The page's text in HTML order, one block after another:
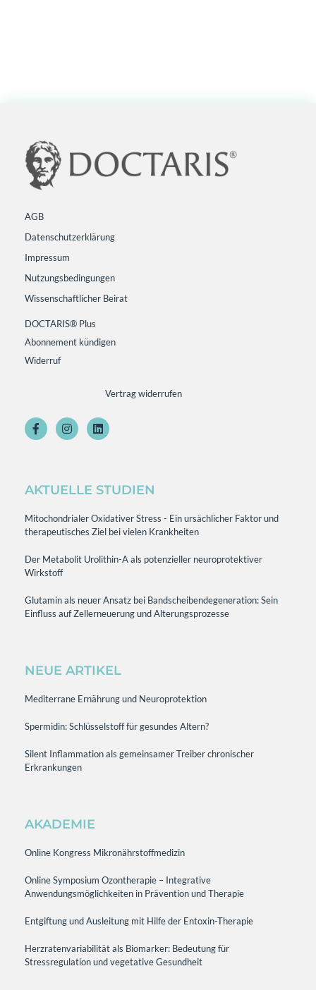
AGB
Datenschutzerklärung
Impressum
Nutzungsbedingungen
Wissenschaftlicher Beirat
DOCTARIS® Plus
Abonnement kündigen
Widerruf
Vertrag widerrufen
AKTUELLE STUDIEN
Mitochondrialer Oxidativer Stress - Ein ursächlicher Faktor und
therapeutisches Ziel bei vielen Krankheiten
Der Metabolit Urolithin-A als potenzieller neuroprotektiver
Wirkstoff
Glutamin als neuer Ansatz bei Bandscheibendegeneration: Sein
Einfluss auf Zellerneuerung und Alterungsprozesse
NEUE ARTIKEL
Mediterrane Ernährung und Neuroprotektion
Spermidin: Schlüsselstoff für gesundes Altern?
Silent Inflammation als gemeinsamer Treiber chronischer
Erkrankungen
AKADEMIE
Online Kongress Mikronährstoffmedizin
Online Symposium Ozontherapie – Integrative
Anwendungsmöglichkeiten in Prävention und Therapie
Entgiftung und Ausleitung mit Hilfe der Entoxin-Therapie
Herzratenvariabilität als Biomarker: Bedeutung für
Stressregulation und vegetative Gesundheit